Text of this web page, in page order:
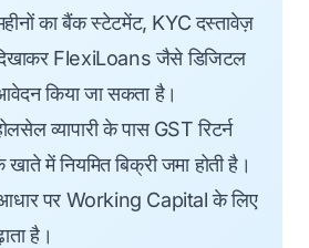
का बैंक स्टेटमेंट, KYC दस्तावेज़
FlexiLoans जैसे डिजिटल
किया जा सकता है।
व्यापारी के पास GST रिटर्न
में नियमित बिक्री जमा होती है।
पर Working Capital के लिए
है।